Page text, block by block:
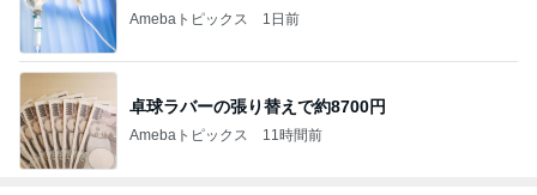
Amebaトピックス 1日前
卓球ラバーの張り替えで約8700円
Amebaトピックス 11時間前